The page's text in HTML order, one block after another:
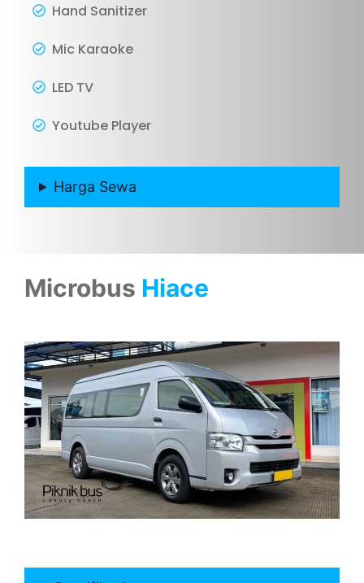
Hand Sanitizer
Mic Karaoke
LED TV
Youtube Player
Harga Sewa
Microbus Hiace